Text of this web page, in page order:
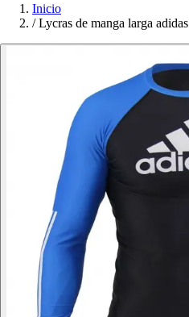
Inicio
/ Lycras de manga larga adidas